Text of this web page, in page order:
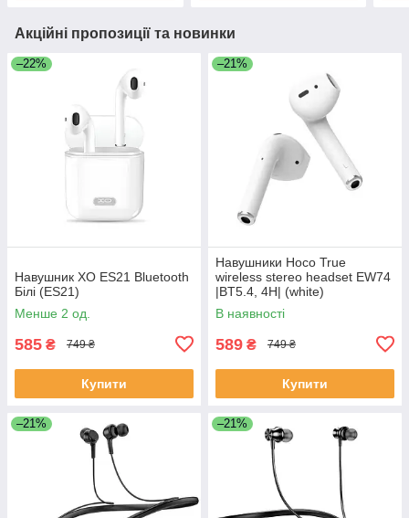
Акційні пропозиції та новинки
–22%
Навушник XO ES21 Bluetooth
Білі (ES21)
Менше 2 од.
585 ₴ 749 ₴
Купити
–21%
Навушники Hoco True
wireless stereo headset EW74
|BT5.4, 4H| (white)
В наявності
589 ₴ 749 ₴
Купити
–21% –21%